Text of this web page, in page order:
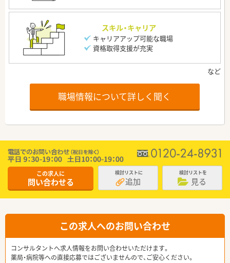
スキル・キャリア
キャリアアップ可能な職場
資格取得支援が充実
職場情報について詳しく聞く
この求人に
問い合わせる
検討リストに
追加
検討リストを
見る
この求人へのお問い合わせ
コンサルタントへ求人情報をお問い合わせいただけます。
薬局・病院等への直接応募ではございませんので、ご安心ください。